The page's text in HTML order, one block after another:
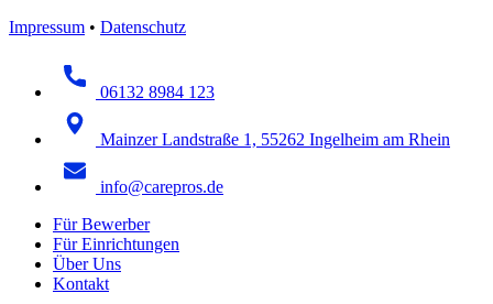
Impressum • Datenschutz
06132 8984 123
Mainzer Landstraße 1, 55262 Ingelheim am Rhein
info@carepros.de
Für Bewerber
Für Einrichtungen
Über Uns
Kontakt